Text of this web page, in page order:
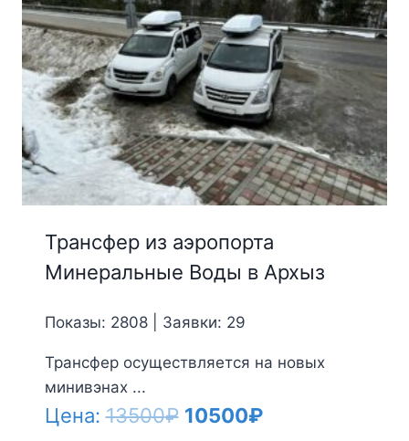
Трансфер из аэропорта
Минеральные Воды в Архыз
Показы: 2808 | Заявки: 29
Трансфер осуществляется на новых
минивэнах ...
Цена:13500₽ Первоначальная
10500₽Текущая